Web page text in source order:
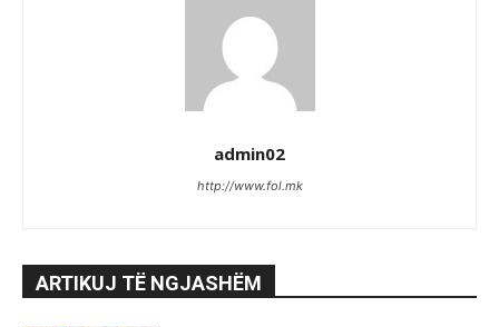
admin02
http://www.fol.mk
ARTIKUJ TË NGJASHËM